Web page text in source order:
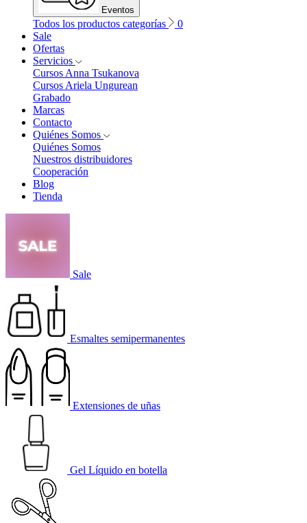
Eventos
Todos los productos categorías
0
Sale
Ofertas
Servicios
Cursos Anna Tsukanova
Cursos Ariela Ungurean
Grabado
Marcas
Contacto
Quiénes Somos
Quiénes Somos
Nuestros distribuidores
Cooperación
Blog
Tienda
Sale
Esmaltes semipermanentes
Extensiones de uñas
Gel Líquido en botella